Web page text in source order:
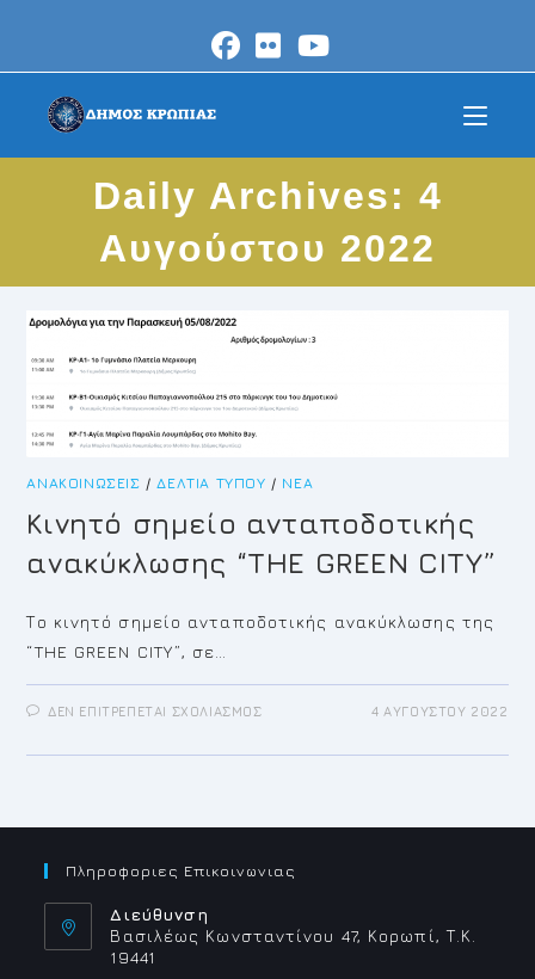
content
Daily Archives: 4
Αυγούστου 2022
ΑΝΑΚΟΙΝΏΣΕΙΣ /ΔΕΛΤΊΑ ΤΎΠΟΥ / ΝΈΑ
Κινητό σημείο ανταποδοτικής
ανακύκλωσης “THE GREEN CITY”
Το κινητό σημείο ανταποδοτικής ανακύκλωσης της
“THE GREEN CITY”, σε…
ΔΕΝ ΕΠΙΤΡΈΠΕΤΑΙ ΣΧΟΛΙΑΣΜΌΣΣΤΟ
ΑΝΤΑΠΟΔΟΤΙΚΉΣ
4 ΑΥΓΟΎΣΤΟΥ 2022
Πληροφοριες Επικοινωνιας
Διεύθυνση
Βασιλέως Κωνσταντίνου 47, Κορωπί, Τ.Κ.
19441